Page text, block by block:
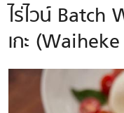
ไร่ไวน์ Batch
เกะ